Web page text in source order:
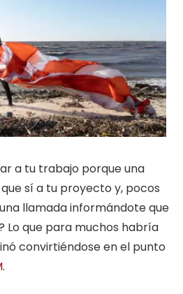
a tu trabajo porque una
sí a tu proyecto y, pocos
llamada informándote que
Lo que para muchos habría
convirtiéndose en el punto
.